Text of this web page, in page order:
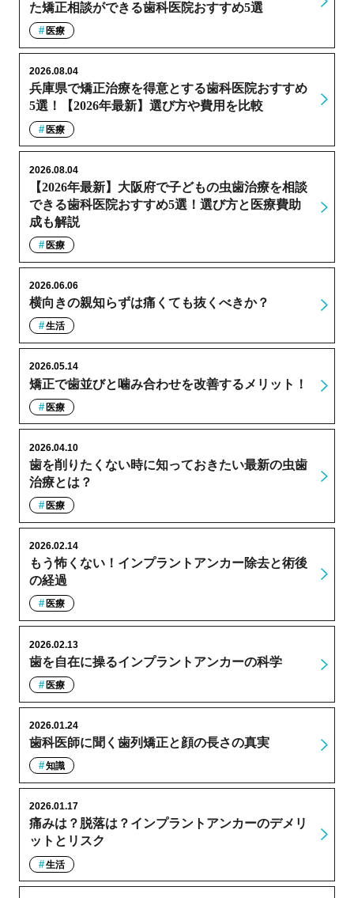
た矯正相談ができる歯科医院おすすめ5選
医療
兵庫県で矯正治療を得意とする歯科医院おすすめ
5選！【2026年最新】選び方や費用を比較
2026.08.04
医療
【2026年最新】大阪府で子どもの虫歯治療を相談
できる歯科医院おすすめ5選！選び方と医療費助
成も解説
2026.08.04
医療
横向きの親知らずは痛くても抜くべきか？
2026.06.06
生活
矯正で歯並びと噛み合わせを改善するメリット！
2026.05.14
医療
歯を削りたくない時に知っておきたい最新の虫歯
治療とは？
2026.04.10
医療
もう怖くない！インプラントアンカー除去と術後
の経過
2026.02.14
医療
歯を自在に操るインプラントアンカーの科学
2026.02.13
医療
歯科医師に聞く歯列矯正と顔の長さの真実
2026.01.24
知識
痛みは？脱落は？インプラントアンカーのデメリ
ットとリスク
2026.01.17
生活